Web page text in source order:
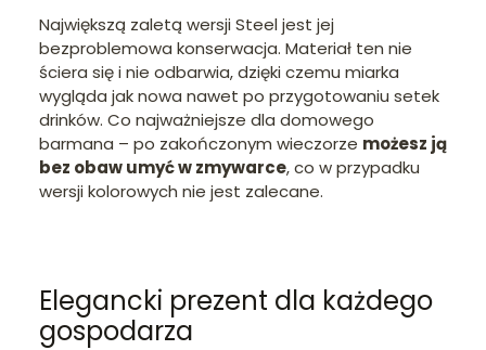
Największą zaletą wersji Steel jest jej
bezproblemowa konserwacja. Materiał ten nie
ściera się i nie odbarwia, dzięki czemu miarka
wygląda jak nowa nawet po przygotowaniu setek
drinków. Co najważniejsze dla domowego
barmana – po zakończonym wieczorze możesz ją
bez obaw umyć w zmywarce, co w przypadku
wersji kolorowych nie jest zalecane.
Elegancki prezent dla każdego
gospodarza